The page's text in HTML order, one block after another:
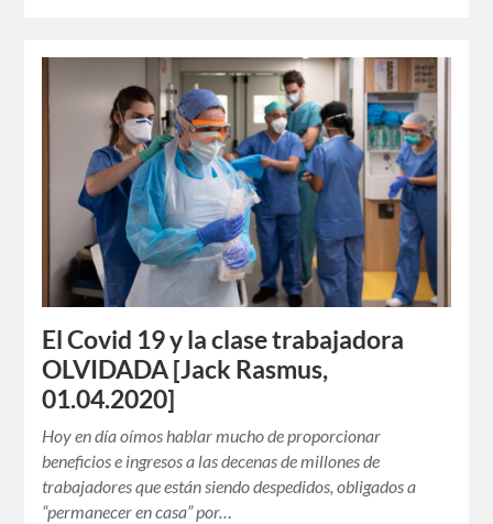
El Covid 19 y la clase trabajadora
OLVIDADA [Jack Rasmus,
01.04.2020]
Hoy en día oímos hablar mucho de proporcionar
beneficios e ingresos a las decenas de millones de
trabajadores que están siendo despedidos, obligados a
“permanecer en casa” por…